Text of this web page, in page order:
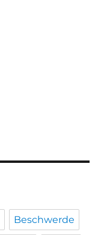
Beschwerde